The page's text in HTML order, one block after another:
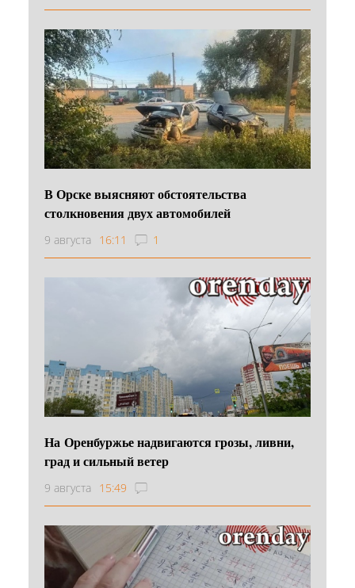
В Орске выясняют обстоятельства
столкновения двух автомобилей
9 августа 16:11 1
На Оренбуржье надвигаются грозы, ливни,
град и сильный ветер
9 августа 15:49